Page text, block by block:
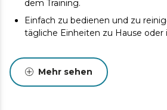
dem Training.
Einfach zu bedienen und zu
tägliche Einheiten zu Hause oder
Mehr sehen